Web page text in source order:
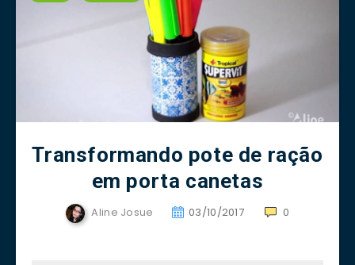
Transformando pote de ração
em porta canetas
Aline Josue 03/10/2017 0